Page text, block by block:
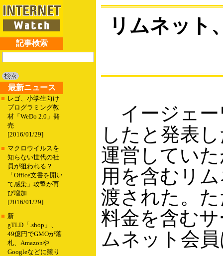
記事検索
最新ニュース
■ レゴ、小学生向け
プログラミング教
材「WeDo 2.0」発
売
[2016/01/29]
■ マクロウイルスを
知らない世代の社
員が狙われる？
「Office文書を開い
て感染」攻撃が再
び増加
[2016/01/29]
■ 新
gTLD「.shop」、
49億円でGMOが落
札、Amazonや
Googleなどに競り
リムネット
イージェー
したと発表
運営してい
用を含むリ
渡された。
料金を含む
ムネット会